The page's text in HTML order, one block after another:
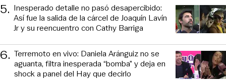
5. Inesperado detalle no pasó desapercibido:
Así fue la salida de la cárcel de Joaquín Lavín
Jr y su reencuentro con Cathy Barriga
6. Terremoto en vivo: Daniela Aránguiz no se
aguanta, filtra inesperada “bomba” y deja en
shock a panel del Hay que decirlo